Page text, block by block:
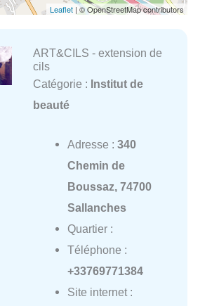
Leaflet | © OpenStreetMap contributors
ART&CILS - extension de
cils
Catégorie : Institut de
beauté
Adresse : 340
Chemin de
Boussaz, 74700
Sallanches
Quartier :
Téléphone :
+33769771384
Site internet :